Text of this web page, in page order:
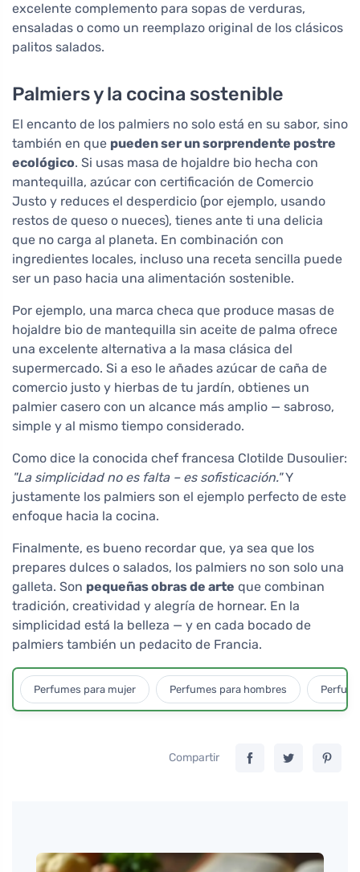
excelente complemento para sopas de verduras,
ensaladas o como un reemplazo original de los clásicos
palitos salados.
Palmiers y la cocina sostenible
El encanto de los palmiers no solo está en su sabor, sino
también en que pueden ser un sorprendente postre
ecológico. Si usas masa de hojaldre bio hecha con
mantequilla, azúcar con certificación de Comercio
Justo y reduces el desperdicio (por ejemplo, usando
restos de queso o nueces), tienes ante ti una delicia
que no carga al planeta. En combinación con
ingredientes locales, incluso una receta sencilla puede
ser un paso hacia una alimentación sostenible.
Por ejemplo, una marca checa que produce masas de
hojaldre bio de mantequilla sin aceite de palma ofrece
una excelente alternativa a la masa clásica del
supermercado. Si a eso le añades azúcar de caña de
comercio justo y hierbas de tu jardín, obtienes un
palmier casero con un alcance más amplio — sabroso,
simple y al mismo tiempo considerado.
Como dice la conocida chef francesa Clotilde Dusoulier:
"La simplicidad no es falta – es sofisticación."Y
justamente los palmiers son el ejemplo perfecto de este
enfoque hacia la cocina.
Finalmente, es bueno recordar que, ya sea que los
prepares dulces o salados, los palmiers no son solo una
galleta. Son pequeñas obras de arte que combinan
tradición, creatividad y alegría de hornear. En la
simplicidad está la belleza — y en cada bocado de
palmiers también un pedacito de Francia.
Perfumes para mujer Perfumes para hombres
Compartir